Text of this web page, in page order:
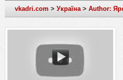
vkadri.com > Україна> Author: